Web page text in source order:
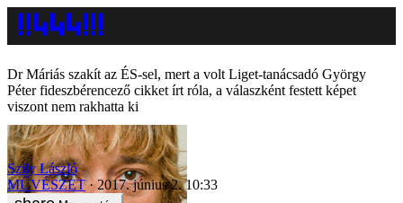
Dr Máriás szakít az ÉS-sel, mert a volt Liget-tanácsadó György
Péter fideszbérencező cikket írt róla, a válaszként festett képet
viszont nem rakhatta ki
Szily László
MŰVÉSZET
2017. június 2. 10:33